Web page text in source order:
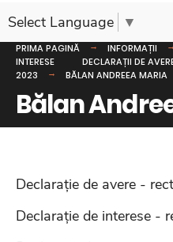
Select Language ▼
PRIMA PAGINĂ INFORMAȚII
INTERESE
DECLARAȚII DE
2023
BĂLAN ANDREEA MARIA
Bălan
Declarație de avere -
Declarație de interese -